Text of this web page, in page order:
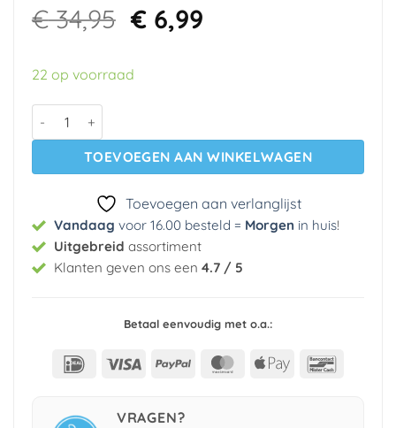
€34,95 Oorspronkelijke
prijs
was:
€6,99Huidige
22 op voorraad
Vinyl behang wit 609 Intervos aantal
TOEVOEGEN AAN WINKELWAGEN
Toevoegen aan verlanglijst
Vandaag voor 16.00 besteld = Morgen in huis!
Uitgebreid assortiment
Klanten geven ons een 4.7 / 5
Betaal eenvoudig met o.a.:
IDeal Visa PayPal MasterCard
Apple
VRAGEN?